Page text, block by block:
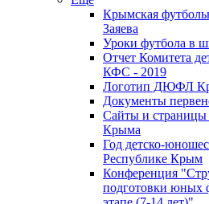
Крымская
Заяева
Уроки футбола в
Отчет Комитета
КФС - 2019
Логотип ДЮФЛ
Документы
Сайты и
Крыма
Год детско-
Республике Крым
Конференция
подготовки юных